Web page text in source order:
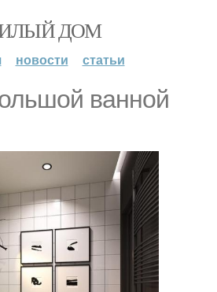
ДОМ
новости статьи
ванной